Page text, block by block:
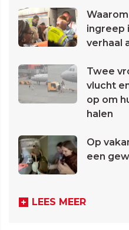
ingreep
verhaal
Twee
vlucht
op om
halen
Op
een
LEES MEER